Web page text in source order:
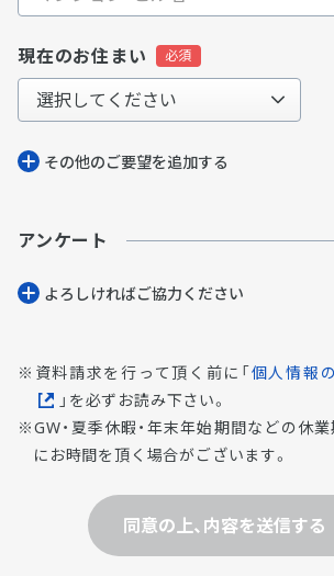
現在のお住まい
その他のご要望を追加する
アンケート
よろしければご協⼒ください
資料請求を行って頂く前に「個人情報
」を必ずお読み下さい。
GW・夏季休暇・年末年始期間などの休
にお時間を頂く場合がございます。
同意の上、内容を送信する